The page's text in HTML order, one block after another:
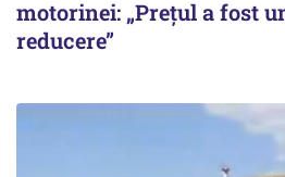
motorinei: „Prețul a fost
reducere”